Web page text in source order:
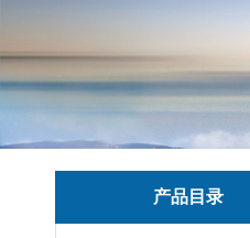
产品目录